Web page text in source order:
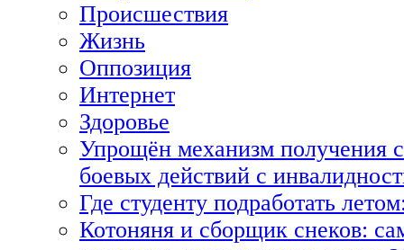
Происшествия
Жизнь
Оппозиция
Интернет
Здоровье
Упрощён механизм получения
боевых действий с
Где студенту подработать
Котоняня и сборщик снеков: